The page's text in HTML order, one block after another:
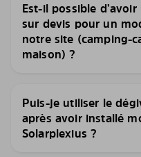
Est-il possible
sur devis pour un
notre site (camping-
maison) ?
Puis-je utiliser le
après avoir installé
Solarplexius ?